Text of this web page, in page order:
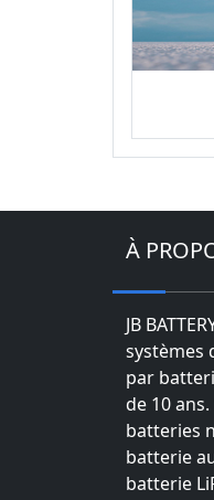
À
JB
systèmes
par
de 10
batteries
batterie
batterie